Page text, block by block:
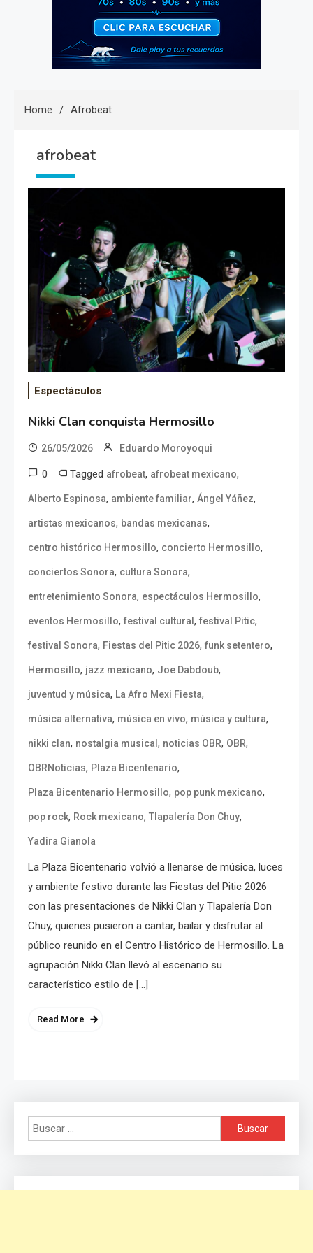
Home Afrobeat
afrobeat
Espectáculos
Nikki Clan conquista Hermosillo
26/05/2026 Eduardo Moroyoqui
0 Tagged afrobeat, afrobeat mexicano,
Alberto Espinosa, ambiente familiar, Ángel Yáñez,
artistas mexicanos, bandas mexicanas,
centro histórico Hermosillo, concierto Hermosillo,
conciertos Sonora, cultura Sonora,
entretenimiento Sonora, espectáculos Hermosillo,
eventos Hermosillo, festival cultural , festival Pitic,
festival Sonora, Fiestas del Pitic 2026, funk setentero,
Hermosillo, jazz mexicano, Joe Dabdoub,
juventud y música, La Afro Mexi Fiesta,
música alternativa, música en vivo, música y cultura,
nikki clan, nostalgia musical , noticias OBR, OBR,
OBRNoticias, Plaza Bicentenario,
Plaza Bicentenario Hermosillo, pop punk mexicano,
pop rock, Rock mexicano, Tlapalería Don Chuy,
Yadira Gianola
La Plaza Bicentenario volvió a llenarse de música, luces
y ambiente festivo durante las Fiestas del Pitic 2026
con las presentaciones de Nikki Clan y Tlapalería Don
Chuy, quienes pusieron a cantar, bailar y disfrutar al
público reunido en el Centro Histórico de Hermosillo. La
agrupación Nikki Clan llevó al escenario su
característico estilo de […]
Read More
Buscar: